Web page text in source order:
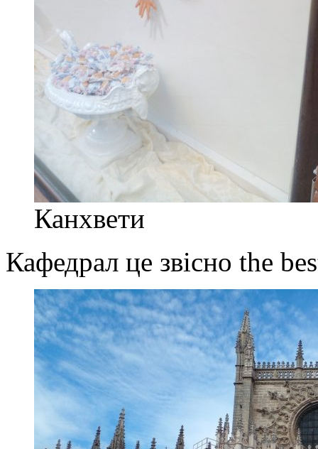
Канхвети
Кафедрал це звісно the